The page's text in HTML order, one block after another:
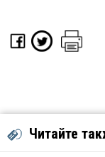
Читайте